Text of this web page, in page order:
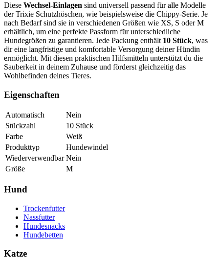
Diese Wechsel-Einlagen sind universell passend für alle Modelle
der Trixie Schutzhöschen, wie beispielsweise die Chippy-Serie. Je
nach Bedarf sind sie in verschiedenen Größen wie XS, S oder M
erhältlich, um eine perfekte Passform für unterschiedliche
Hundegrößen zu garantieren. Jede Packung enthält 10 Stück, was
dir eine langfristige und komfortable Versorgung deiner Hündin
ermöglicht. Mit diesen praktischen Hilfsmitteln unterstützt du die
Sauberkeit in deinem Zuhause und förderst gleichzeitig das
Wohlbefinden deines Tieres.
Eigenschaften
Automatisch
Nein
Stückzahl
10 Stück
Farbe
Weiß
Produkttyp
Hundewindel
Wiederverwendbar Nein
Größe
M
Hund
Trockenfutter
Nassfutter
Hundesnacks
Hundebetten
Katze